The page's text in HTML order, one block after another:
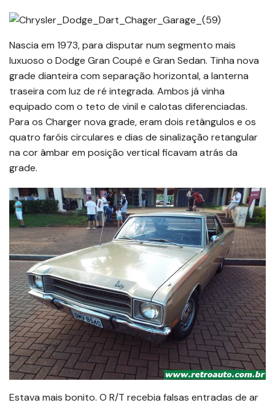
Nascia em 1973, para disputar num segmento mais
luxuoso o Dodge Gran Coupé e Gran Sedan. Tinha nova
grade dianteira com separação horizontal, a lanterna
traseira com luz de ré integrada. Ambos já vinha
equipado com o teto de vinil e calotas diferenciadas.
Para os Charger nova grade, eram dois retângulos e os
quatro faróis circulares e dias de sinalização retangular
na cor âmbar em posição vertical ficavam atrás da
grade.
Estava mais bonito. O R/T recebia falsas entradas de ar